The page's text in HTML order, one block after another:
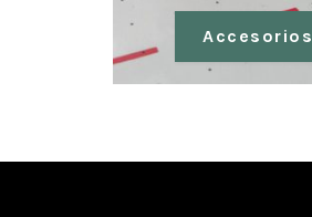
Accesorios